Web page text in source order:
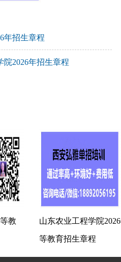
年招生章程
2026年招生章程
教 山东农业工程学院
等教育招生章程